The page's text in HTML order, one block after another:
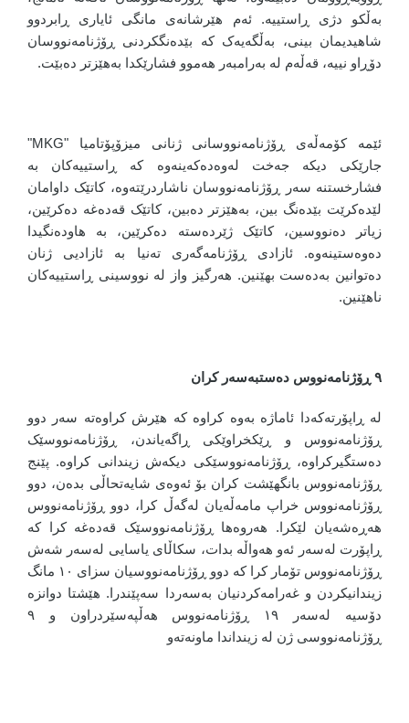
بەڵکو دژی ڕاستییە. ئەم هێرشانەی مانگی ئایاری ڕابردوو
شاهیدیمان بینی، بەڵگەیەک کە بێدەنگکردنی ڕۆژنامەنووسان
دۆڕاو نییە، قەڵەم لە بەرامبەر هەموو فشارێکدا بەهێزتر دەبێت.
ئێمە کۆمەڵەی ڕۆژنامەنووسانی ژنانی میزۆپۆتامیا "MKG"
جارێکی دیکە جەخت لەوەدەکەینەوە کە ڕاستییەکان بە
فشارخستنە سەر ڕۆژنامەنووسان ناشاردرێتەوە، کاتێک داوامان
لێدەکرێت بێدەنگ بین، بەهێزتر دەبین، کاتێک قەدەغە دەکرێین،
زیاتر دەنووسین، کاتێک ژێردەستە دەکرێین، بە هاودەنگیدا
دەوەستینەوە. ئازادی ڕۆژنامەگەری تەنیا بە ئازادیی ژنان
دەتوانین بەدەست بهێنین. هەرگیز واز لە نووسینی ڕاستییەکان
ناهێنین.
٩ ڕۆژنامەنووس دەستبەسەر کران
لە ڕاپۆرتەکەدا ئاماژە بەوە کراوە کە هێرش کراوەتە سەر دوو
ڕۆژنامەنووس و ڕێکخراوێکی ڕاگەیاندن، ڕۆژنامەنووسێک
دەستگیرکراوە، ڕۆژنامەنووسێکی دیکەش زیندانی کراوە. پێنج
ڕۆژنامەنووس بانگهێشت کران بۆ ئەوەی شایەتحاڵی بدەن، دوو
ڕۆژنامەنووس خراپ مامەڵەیان لەگەڵ کرا، دوو ڕۆژنامەنووس
هەڕەشەیان لێکرا. هەروەها ڕۆژنامەنووسێک قەدەغە کرا کە
ڕاپۆرت لەسەر ئەو هەواڵە بدات، سکاڵای یاسایی لەسەر شەش
ڕۆژنامەنووس تۆمار کرا کە دوو ڕۆژنامەنووسیان سزای ١٠ مانگ
زیندانیکردن و غەرامەکردنیان بەسەردا سەپێندرا. هێشتا دوانزە
دۆسیە لەسەر ١٩ ڕۆژنامەنووس هەڵپەسێردراون و ٩
ڕۆژنامەنووسی ژن لە زینداندا ماونەتەو